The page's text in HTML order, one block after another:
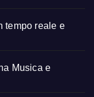
tempo reale e
Musica e